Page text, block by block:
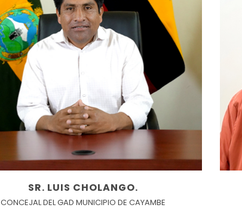
SR. LUIS CHOLANGO.
CONCEJAL DEL GAD MUNICIPIO DE CAYAMBE